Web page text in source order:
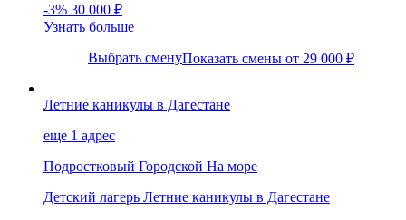
-3% 30 000 ₽
Узнать больше
Выбрать сменуПоказать смены от 29 000 ₽
Летние каникулы в Дагестане
еще 1 адрес
Подростковый Городской На море
Детский лагерь Летние каникулы в Дагестане